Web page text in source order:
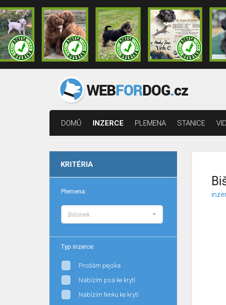
DOMŮ INZERCE PLEMENA STANICE
KRITÉRIA
Plemena:
Bišonek
Typ inzerce:
Prodám pejska
Nabízím psa ke krytí
Nabízím fenku ke krytí